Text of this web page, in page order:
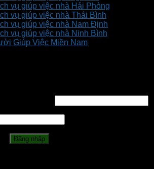
vụ giúp việc nhà Hải Phòng
vụ giúp việc nhà Thái Bình
vụ giúp việc nhà Nam Định
vụ giúp việc nhà Ninh Bình
Giúp Việc Miền Nam
Đăng nhập